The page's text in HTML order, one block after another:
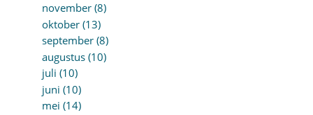
november (8)
oktober (13)
september (8)
augustus (10)
juli (10)
juni (10)
mei (14)